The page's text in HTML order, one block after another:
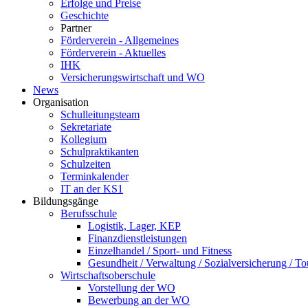
Erfolge und Preise
Geschichte
Partner
Förderverein - Allgemeines
Förderverein - Aktuelles
IHK
Versicherungswirtschaft und WO
News
Organisation
Schulleitungsteam
Sekretariate
Kollegium
Schulpraktikanten
Schulzeiten
Terminkalender
IT an der KS1
Bildungsgänge
Berufsschule
Logistik, Lager, KEP
Finanzdienstleistungen
Einzelhandel / Sport- und Fitness
Gesundheit / Verwaltung / Sozialversicherung /
Wirtschaftsoberschule
Vorstellung der WO
Bewerbung an der WO